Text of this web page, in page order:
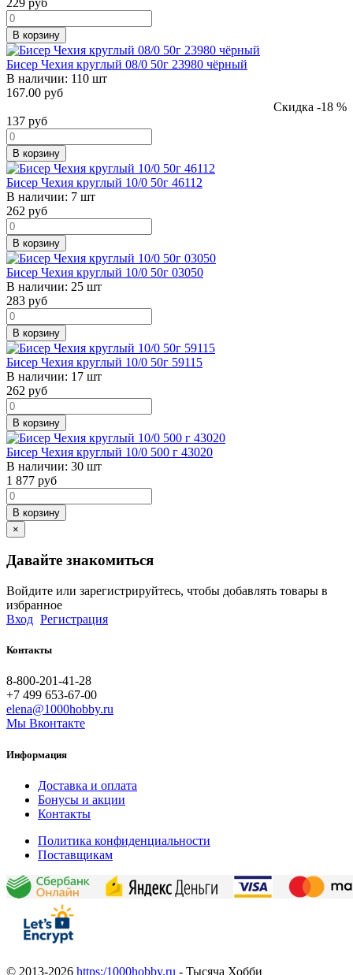
В корзину
Бисер Чехия круглый 08/0 50г 23980 чёрный
В наличии: 110 шт
167.00 руб
Скидка -18 %
137 руб
В корзину
Бисер Чехия круглый 10/0 50г 46112
В наличии: 7 шт
262 руб
В корзину
Бисер Чехия круглый 10/0 50г 03050
В наличии: 25 шт
283 руб
В корзину
Бисер Чехия круглый 10/0 50г 59115
В наличии: 17 шт
262 руб
В корзину
Бисер Чехия круглый 10/0 500 г 43020
В наличии: 30 шт
1 877 руб
В корзину
×
Давайте знакомиться
Войдите или зарегистрируйтесь, чтобы добавлять товары в
избранное
Вход Регистрация
Контакты
8-800-201-41-28
+7 499 653-67-00
elena@1000hobby.ru
Мы Вконтакте
Информация
Доставка и оплата
Бонусы и акции
Контакты
Политика конфиденциальности
Поставщикам
© 2013-2026 https:/1000hobby.ru - Тысяча Хобби